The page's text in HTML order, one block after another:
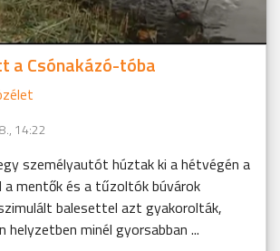
a Csónakázó-tóba
14:22
személyautót húztak ki a hétvégén a
a mentők és a tűzoltók búvárok
balesettel azt gyakorolták,
helyzetben minél gyorsabban ...